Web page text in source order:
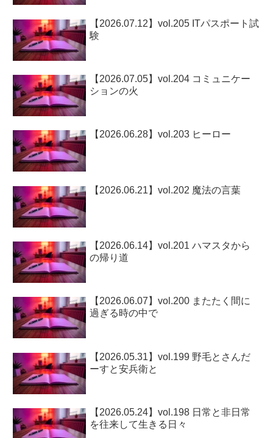
【2026.07.12】vol.205 ITパスポート試
験
【2026.07.05】vol.204 コミュニケー
ションの火
【2026.06.28】vol.203 ヒーロー
【2026.06.21】vol.202 魔法の言葉
【2026.06.14】vol.201 ハマスタから
の帰り道
【2026.06.07】vol.200 またたく間に
過ぎる時の中で
【2026.05.31】vol.199 野毛とさんだ
ーすと安兵衛と
【2026.05.24】vol.198 日常と非日常
を往来して生きる日々